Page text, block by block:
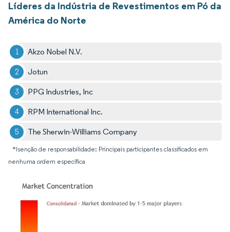
Líderes da Indústria de Revestimentos em Pó da
América do Norte
Akzo Nobel N.V.
Jotun
PPG Industries, Inc
RPM International Inc.
The Sherwin-Williams Company
*Isenção de responsabilidade: Principais participantes classificados em
nenhuma ordem específica